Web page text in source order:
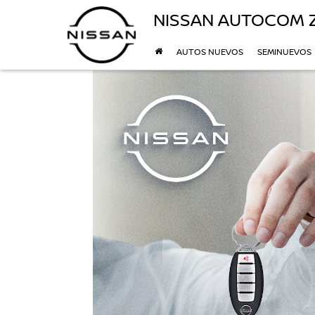
NISSAN AUTOCOM
AUTOS NUEVOS SEMINUEVOS